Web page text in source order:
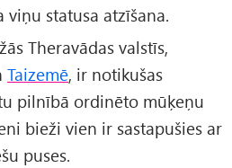
statusa atzīšana.
Theravādas valstīs,
Taizemē, ir notikušas
pilnībā ordinēto mūķeņu
bieži vien ir sastapušies ar
puses.